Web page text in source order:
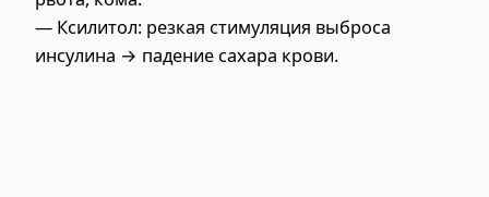
— Ксилитол: резкая стимуляция выброса
инсулина → падение сахара крови.